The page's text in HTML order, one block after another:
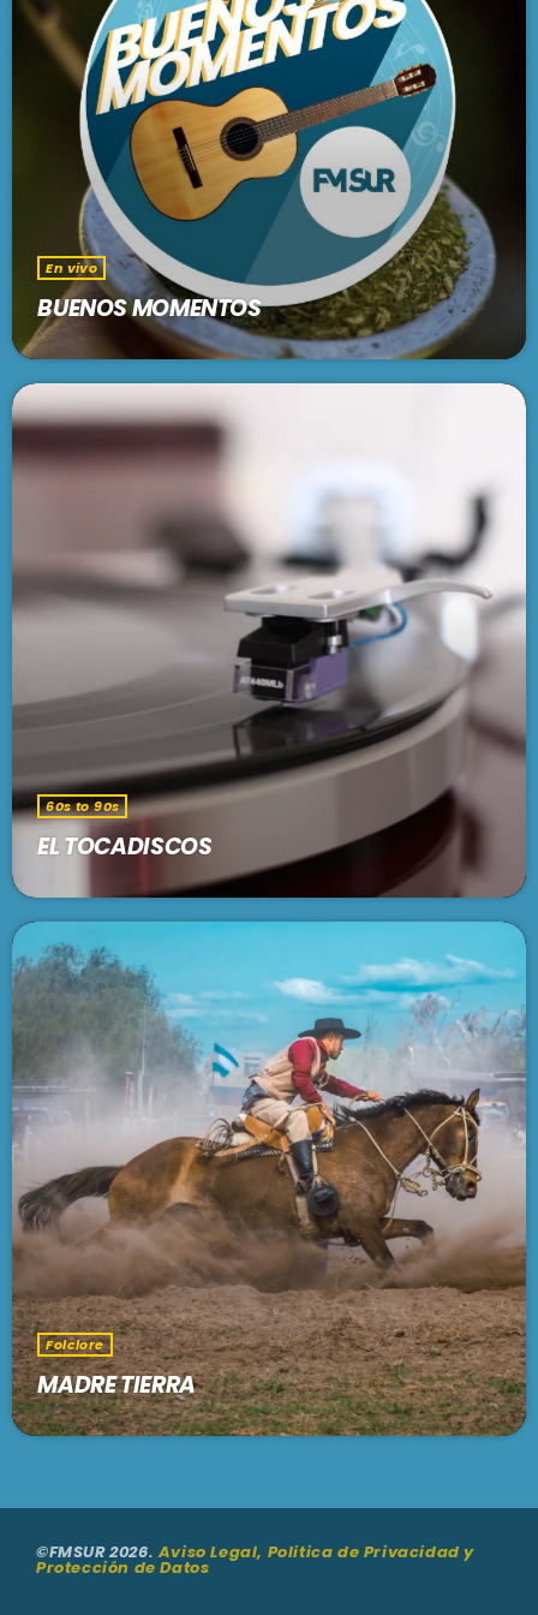
BARCELONA
MALLORCA
PODCASTS
TIENDA
EN VIVO AHORA!
LARGA DISTANCIA
MAR REVUELTO
5:00 pm - 7:00 pm
FRECUENCIA AFRO BLUE
PASADO LIVE
9:00 pm - 11:00 pm
En vivo
BUENOS MOMENTOS
60s to 90s
EL TOCADISCOS
Folclore
MADRE TIERRA
©FMSUR 2026.Aviso Legal, Politica de Privacidad y
Protección de Datos